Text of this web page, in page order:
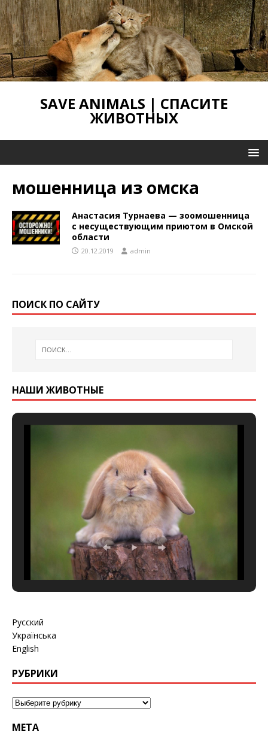
SAVE ANIMALS | СПАСИТЕ
ЖИВОТНЫХ
мошенница из омска
Анастасия Турнаева — зоомошенница
с несуществующим приютом в Омской
области
20.12.2019 admin
ПОИСК ПО САЙТУ
НАШИ ЖИВОТНЫЕ
Русский
Українська
English
РУБРИКИ
МЕТА